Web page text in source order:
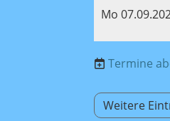
Mo
Termine
Weitere